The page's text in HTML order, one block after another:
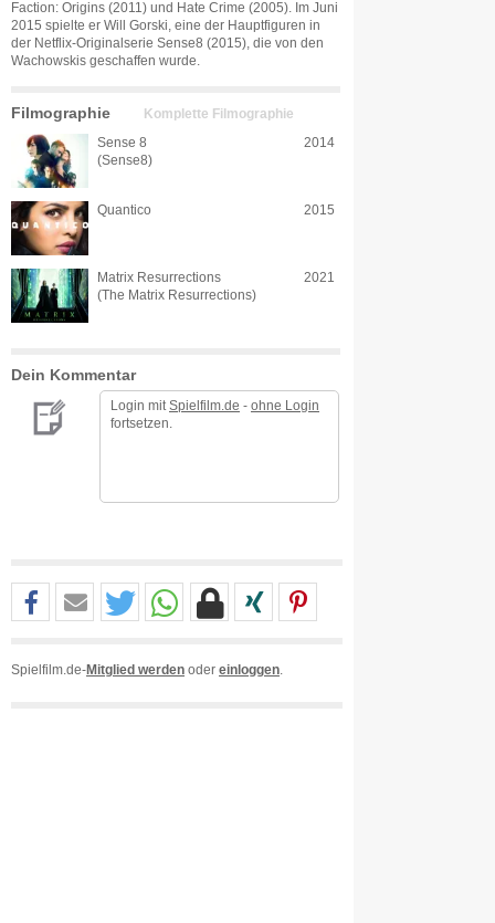
Faction: Origins (2011) und Hate Crime (2005). Im Juni
2015 spielte er Will Gorski, eine der Hauptfiguren in
der Netflix-Originalserie Sense8 (2015), die von den
Wachowskis geschaffen wurde.
Filmographie Komplette Filmographie
Sense 8
(Sense8)
2014
Quantico 2015
Matrix Resurrections
(The Matrix Resurrections)
2021
Dein Kommentar
Login mit Spielfilm.de - ohne Login
fortsetzen.
Spielfilm.de-Mitglied werden oder einloggen